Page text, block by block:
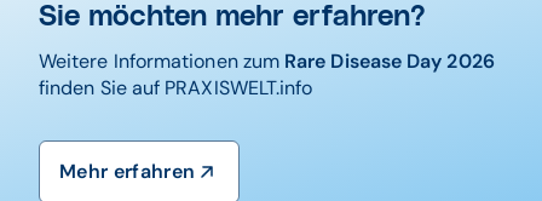
Sie möchten mehr erfahren?
Weitere Informationen zum Rare Disease Day 2026
finden Sie auf PRAXISWELT.info
Mehr erfahren